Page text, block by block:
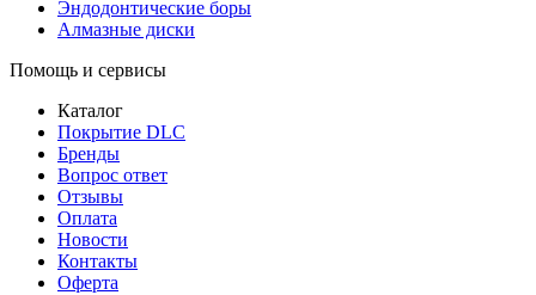
Эндодонтические боры
Алмазные диски
Помощь и сервисы
Каталог
Покрытие DLC
Бренды
Вопрос ответ
Отзывы
Оплата
Новости
Контакты
Оферта